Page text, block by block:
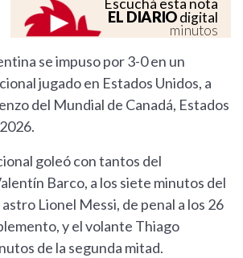
Escuchá esta nota
EL DIARIOdigital
minutos
se impuso por 3-0 en un
jugado en Estados Unidos, a
del Mundial de Canadá, Estados
goleó con tantos del
Barco, a los siete minutos del
Lionel Messi, de penal a los 26
y el volante Thiago
de la segunda mitad.